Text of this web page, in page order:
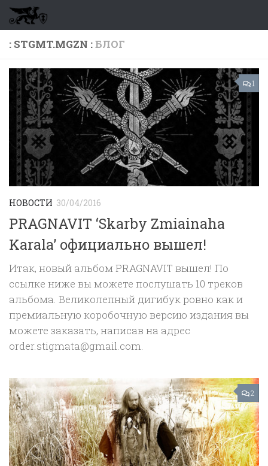
Перейти к содержимому
: STGMT.MGZN :БЛОГ
1
НОВОСТИ 30/04/2016
PRAGNAVIT ‘Skarby Zmiainaha
Karala’ официально вышел!
Итак, новый альбом PRAGNAVIT вышел! По
ссылке ниже вы можете послушать 10 треков
альбома. Великолепный дигибук ровно как и
премиальную коробочную версию издания вы
можете заказать, написав на адрес
order.stigmata@gmail.com.
2